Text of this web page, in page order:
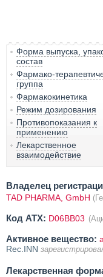
Форма выпуска,
состав
Фармако-
группа
Фармакокинетика
Режим дозирования
Противопоказания к
применению
Лекарственное
взаимодействие
Владелец
TAD PHARMA, GmbH
Код ATX: D06BB03
Активное вещество:
Rec.INN
Лекарственная